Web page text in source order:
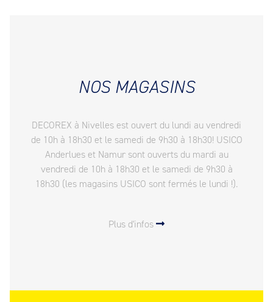
NOS MAGASINS
DECOREX à Nivelles est ouvert du lundi au vendredi
de 10h à 18h30 et le samedi de 9h30 à 18h30! USICO
Anderlues et Namur sont ouverts du mardi au
vendredi de 10h à 18h30 et le samedi de 9h30 à
18h30 (les magasins USICO sont fermés le lundi !).
Plus d'infos